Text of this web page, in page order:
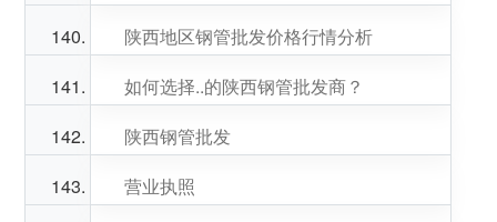
陕西地区钢管批发价格行情分析
如何选择..的陕西钢管批发商？
陕西钢管批发
营业执照